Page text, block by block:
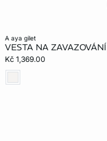
a aya gilet
VESTA NA ZAVAZOVÁNÍ
Kč 1,369.00